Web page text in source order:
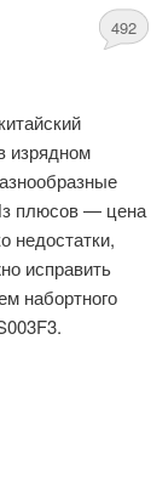
492
изрядном
плюсов — цена
недостатки,
исправить
набортного